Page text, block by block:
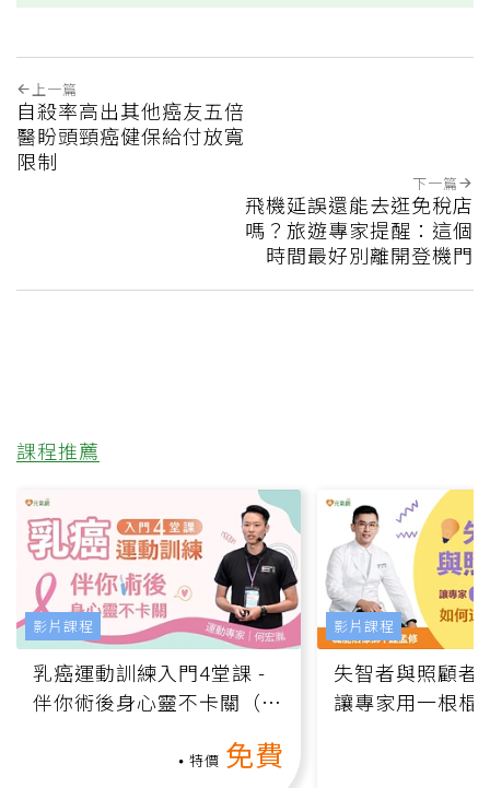
上一篇
自殺率高出其他癌友五倍
醫盼頭頸癌健保給付放寬
限制
下一篇
飛機延誤還能去逛免稅店
嗎？旅遊專家提醒：這個
時間最好別離開登機門
課程推薦
乳癌運動訓練入門4堂課 -
伴你術後身心靈不卡關（線
特價 免費
影片課程
失智者與照顧者
讓專家用一根棍
影片課程